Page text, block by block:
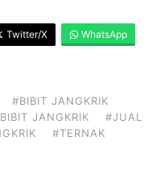
Twitter/X WhatsApp
#BIBIT JANGKRIK
JANGKRIK
#JUAL
#TERNAK